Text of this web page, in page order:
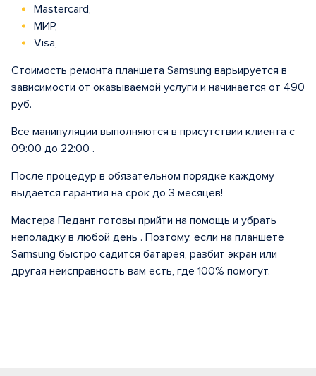
Mastercard,
МИР,
Visa,
Стоимость ремонта планшета Samsung варьируется в
зависимости от оказываемой услуги и начинается от 490
руб.
Все манипуляции выполняются в присутствии клиента с
09:00 до 22:00 .
После процедур в обязательном порядке каждому
выдается гарантия на срок до 3 месяцев!
Мастера Педант готовы прийти на помощь и убрать
неполадку в любой день . Поэтому, если на планшете
Samsung быстро садится батарея, разбит экран или
другая неисправность вам есть, где 100% помогут.